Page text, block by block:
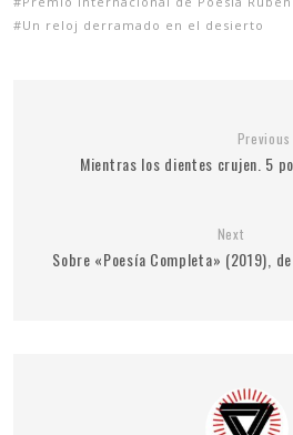
Un reloj derramado en el desierto
Previous
Mientras los dientes crujen. 5
Next
Sobre «Poesía Completa» (2019),